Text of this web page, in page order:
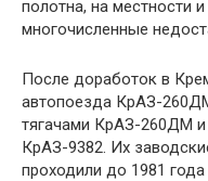
полотна, на местности
многочисленные
После доработок в
автопоезда КрАЗ-
тягачами КрАЗ-260ДМ и
КрАЗ-9382. Их
проходили до 1981